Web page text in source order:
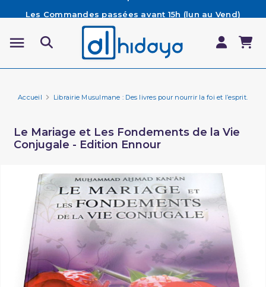
sont préparées et expédiées le jour même
Besoin d'aide ? Retrouvez notre FAQ
Livraison offerte à partir de 65€ d'achat*
Accueil Librairie Musulmane : Des livres pour nourrir la foi et l’esprit.
Le Mariage et Les Fondements de la Vie
Conjugale - Edition Ennour